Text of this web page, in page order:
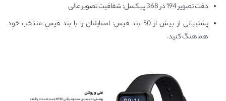
دقت تصویر 194 در 368 پیکسل: شفافیت تصویر عالی
پشتیبانی از بیش از 50 بند فیس: استایلتان را با بند فیس‌ منتخب خود
هماهنگ کنید.